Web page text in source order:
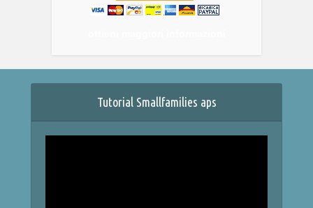
Tutorial Smallfamilies aps